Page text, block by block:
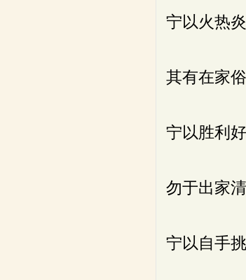
宁以火热
其有在家
宁以胜利
勿于出家
宁以自手